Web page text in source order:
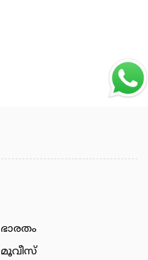
ഭാരതം
മൂവീസ്